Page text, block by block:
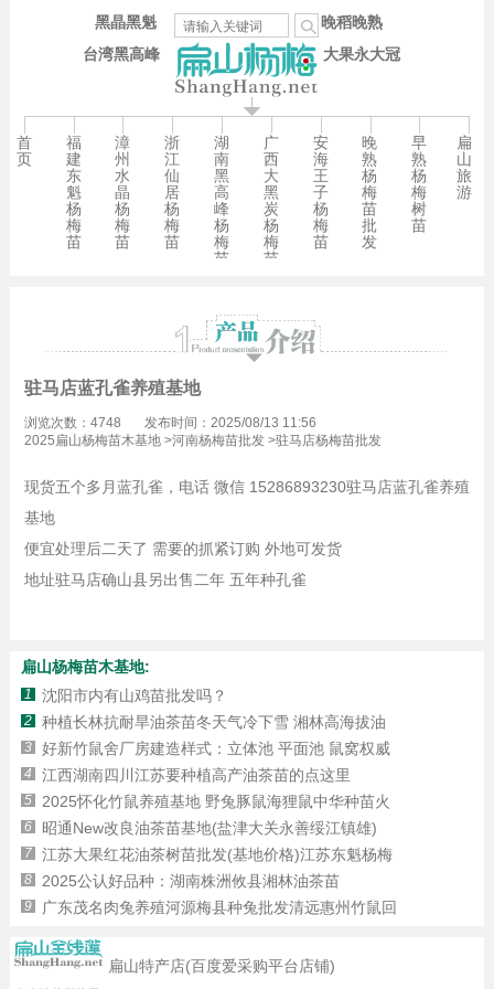
台湾黑高峰
晚稻晚熟
大果永大冠
黑晶黑魁
首
页
福
建
东
魁
杨
梅
苗
漳
州
水
晶
杨
梅
苗
浙
江
仙
居
杨
梅
苗
湖
南
黑
高
峰
杨
梅
苗
广
西
大
黑
炭
杨
梅
苗
安
海
王
子
杨
梅
苗
晚
熟
杨
梅
苗
批
发
早
熟
杨
梅
树
苗
扁
山
旅
游
驻马店蓝孔雀养殖基地
浏览次数：4748
发布时间：2025/08/13 11:56
2025扁山杨梅苗木基地>河南杨梅苗批发>驻马店杨梅苗批发
现货五个多月蓝孔雀，电话 微信 15286893230驻马店蓝孔雀养殖
基地
便宜处理后二天了 需要的抓紧订购 外地可发货
地址驻马店确山县另出售二年 五年种孔雀
扁山杨梅苗木基地:
1 沈阳市内有山鸡苗批发吗？
2 种植长林抗耐旱油茶苗冬天气冷下雪 湘林高海拔油
3 好新竹鼠舍厂房建造样式：立体池 平面池 鼠窝权威
4 江西湖南四川江苏要种植高产油茶苗的点这里
5 2025怀化竹鼠养殖基地 野兔豚鼠海狸鼠中华种苗火
6 昭通New改良油茶苗基地(盐津大关永善绥江镇雄)
7 江苏大果红花油茶树苗批发(基地价格)江苏东魁杨梅
8 2025公认好品种：湖南株洲攸县湘林油茶苗
9 广东茂名肉兔养殖河源梅县种兔批发清远惠州竹鼠回
扁山特产店(百度爱采购平台店铺)